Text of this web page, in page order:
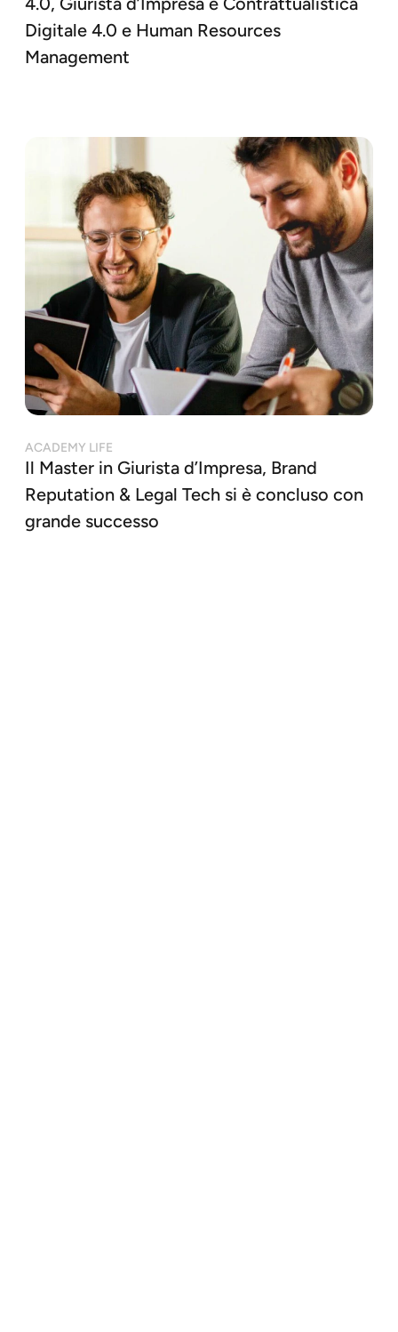
Digitale 4.0 e Human Resources
Management
ACADEMY LIFE
Il Master in Giurista d’Impresa, Brand
Reputation & Legal Tech si è concluso con
grande successo